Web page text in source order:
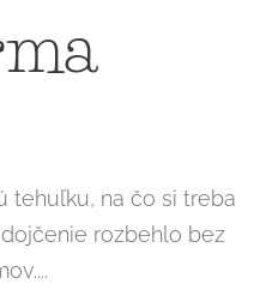
tehuľku, na čo si treba
rozbehlo bez